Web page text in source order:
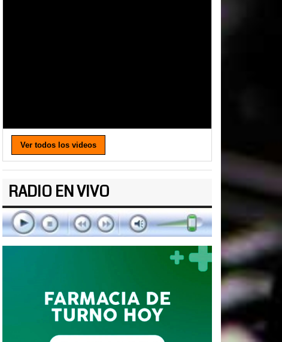
Ver todos los videos
RADIO EN VIVO